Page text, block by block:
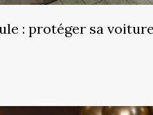
: protéger sa